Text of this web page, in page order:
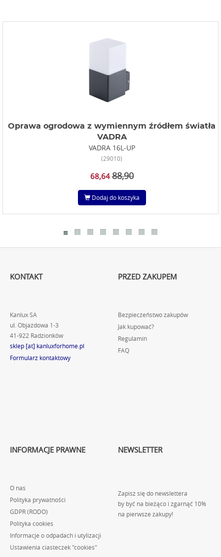
Oprawa ogrodowa z wymiennym źródłem światła
VADRA
VADRA 16L-UP
(29010)
68,64 88,90
Dodaj do koszyka
KONTAKT
Kanlux SA
ul. Objazdowa 1-3
41-922 Radzionków
sklep [at] kanluxforhome.pl
Formularz kontaktowy
PRZED ZAKUPEM
Bezpieczeństwo zakupów
Jak kupować?
Regulamin
FAQ
INFORMACJE PRAWNE
O nas
Polityka prywatności
GDPR (RODO)
Polityka cookies
Informacje o odpadach i utylizacji
Ustawienia ciasteczek "cookies"
NEWSLETTER
Zapisz się do newslettera
by być na bieżąco i zgarnąć 10%
na pierwsze zakupy!